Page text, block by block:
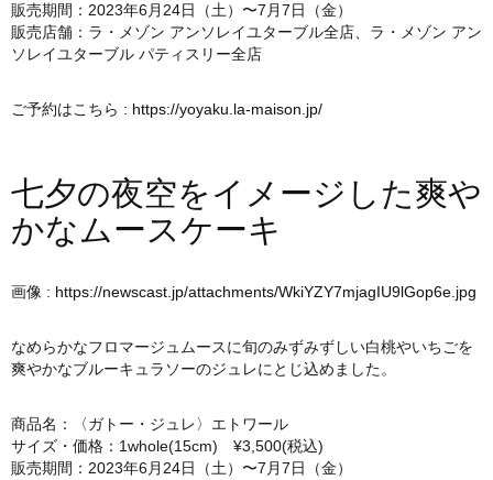
販売期間：2023年6月24日（土）〜7月7日（金）
販売店舗：ラ・メゾン アンソレイユターブル全店、ラ・メゾン アン
ソレイユターブル パティスリー全店
ご予約はこちら : https://yoyaku.la-maison.jp/
七夕の夜空をイメージした爽や
かなムースケーキ
画像 : https://newscast.jp/attachments/WkiYZY7mjagIU9lGop6e.jpg
なめらかなフロマージュムースに旬のみずみずしい白桃やいちごを
爽やかなブルーキュラソーのジュレにとじ込めました。
商品名：〈ガトー・ジュレ〉エトワール
サイズ・価格：1whole(15cm) ¥3,500(税込)
販売期間：2023年6月24日（土）〜7月7日（金）